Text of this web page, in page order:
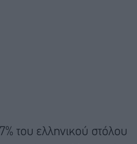
του ελληνικού στόλου